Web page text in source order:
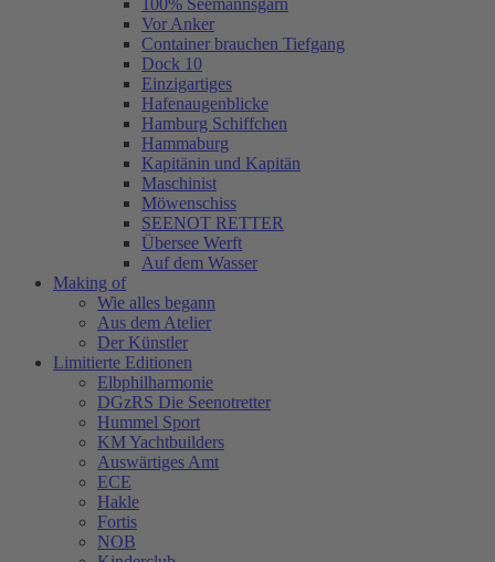
100% Seemannsgarn
Vor Anker
Container brauchen Tiefgang
Dock 10
Einzigartiges
Hafenaugen­blicke
Hamburg Schiffchen
Hammaburg
Kapitänin und Kapitän
Maschinist
Möwenschiss
SEENOT RETTER
Übersee Werft
Auf dem Wasser
Making of
Wie alles begann
Aus dem Atelier
Der Künstler
Limitierte Editionen
Elbphilharmonie
DGzRS Die Seenotretter
Hummel Sport
KM Yachtbuilders
Auswärtiges Amt
ECE
Hakle
Fortis
NOB